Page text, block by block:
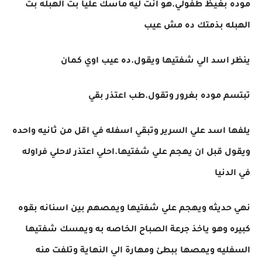
موده بغيظ طفولي.هو انت ليه ماسك عليا بت الهبله بت
الهبله بذمتك ده مش عيب
ينظر اسد الي شفتيها ويقول.ده عيب اوي كمان
تبتسم موده بغرور وتقول.طب اعتذر بقي
يلفها اسد علي السرير وتبقي اسفله في اقل من ثانيه واحده
ويقول قبل ان يهجم علي شفتيها.احلي اعتذر لاحلي فراوله
في الدنيا
نهي حديثه ويهجم علي شفتيها ويمصهم بين اسنانه بقوه
كبيره وهو ياخذ جرعة الصباح الخاصه به ويمسك شفتيها
السفليه ويمصها ببطئ ومهارة الي النهاية وتلفت منه